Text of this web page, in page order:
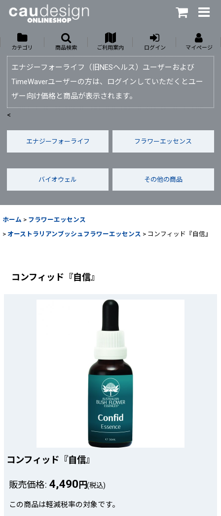
カテゴリ 商品検索 ご利用案内 ログイン マイページ
エナジーフォーライフ（旧NESヘルス）ユーザーおよび
TimeWaverユーザーの方は、ログインしていただくとユー
ザー向け価格と商品が表示されます。
<
エナジーフォーライフ フラワーエッセンス
バイオウェル その他の商品
ホーム > フラワーエッセンス
> オーストラリアンブッシュフラワーエッセンス > コンフィッド『自信』
コンフィッド『自信』
コンフィッド『自信』
販売価格: 4,490 円(税込)
この商品は軽減税率の対象です。